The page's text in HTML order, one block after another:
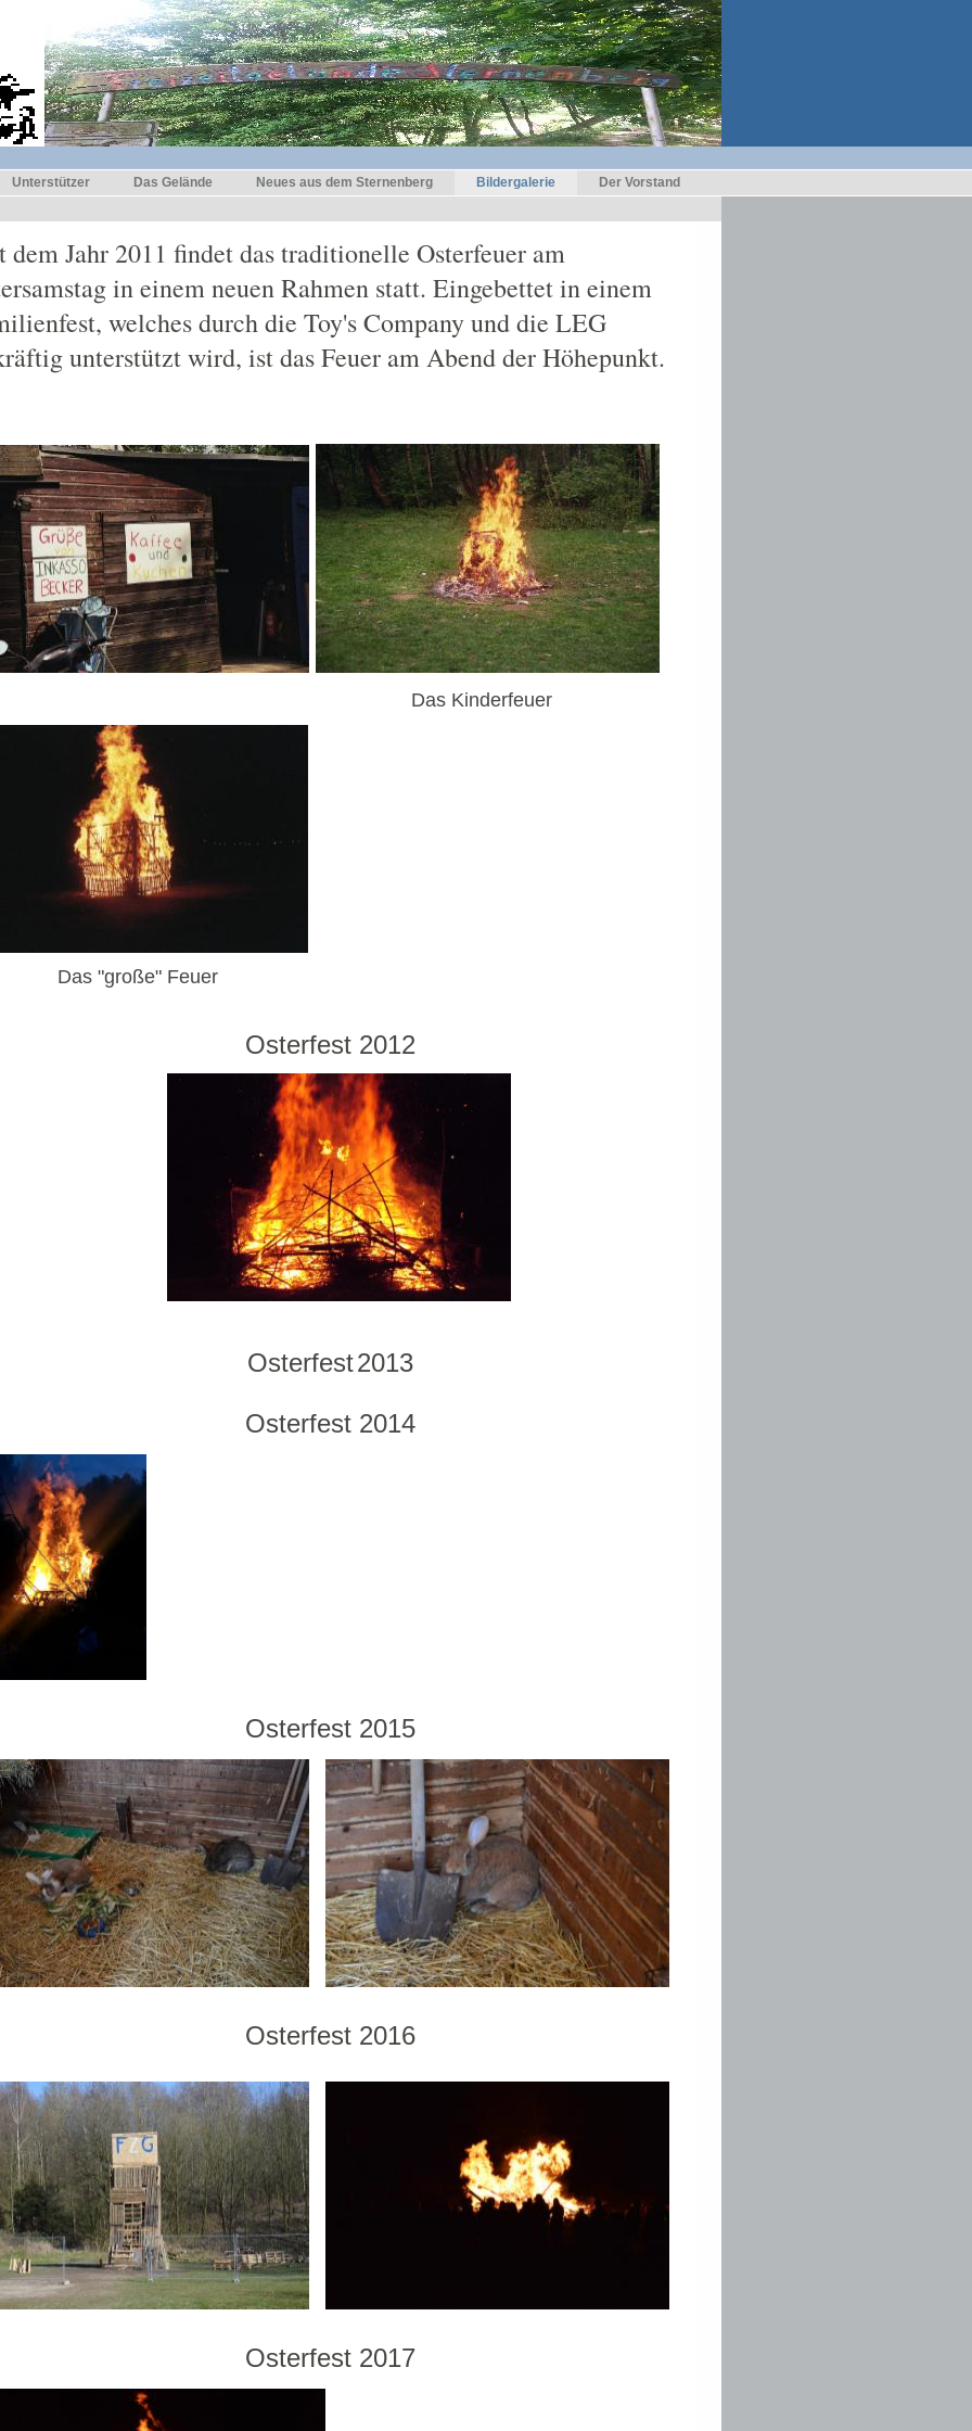
Unterstützer Das Gelände Neues aus dem Sternenberg Bildergalerie Der Vorstand
dem Jahr 2011 findet das traditionelle Osterfeuer am
in einem neuen Rahmen statt. Eingebettet in einem
welches durch die Toy's Company und die LEG
unterstützt wird, ist das Feuer am Abend der Höhepunkt.
Das Kinderfeuer
"große" Feuer
Osterfest 2012
Osterfest2013
Osterfest 2014
Osterfest 2015
Osterfest 2016
Osterfest 2017